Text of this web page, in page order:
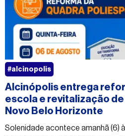
Alcinópolis entrega
escola e revitalização de
Novo Belo Horizonte
Solenidade acontece amanhã (6)
#alcinopolis